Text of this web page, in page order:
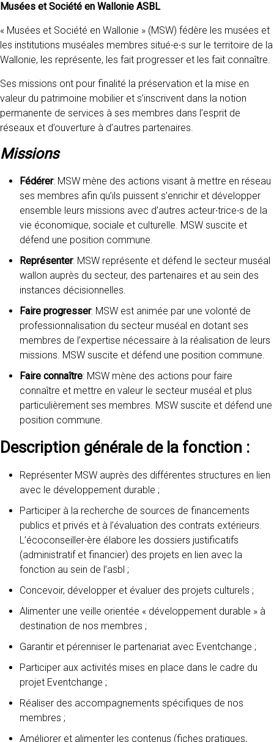
Musées et Société en Wallonie ASBL
« Musées et Société en Wallonie » (MSW) fédère les musées et
les institutions muséales membres situé∙e∙s sur le territoire de la
Wallonie, les représente, les fait progresser et les fait connaître.
Ses missions ont pour finalité la préservation et la mise en
valeur du patrimoine mobilier et s’inscrivent dans la notion
permanente de services à ses membres dans l’esprit de
réseaux et d’ouverture à d’autres partenaires.
Missions
Fédérer: MSW mène des actions visant à mettre en réseau
ses membres afin qu’ils puissent s’enrichir et développer
ensemble leurs missions avec d’autres acteur∙trice∙s de la
vie économique, sociale et culturelle. MSW suscite et
défend une position commune.
Représenter: MSW représente et défend le secteur muséal
wallon auprès du secteur, des partenaires et au sein des
instances décisionnelles.
Faire progresser: MSW est animée par une volonté de
professionnalisation du secteur muséal en dotant ses
membres de l’expertise nécessaire à la réalisation de leurs
missions. MSW suscite et défend une position commune.
Faire connaître: MSW mène des actions pour faire
connaître et mettre en valeur le secteur muséal et plus
particulièrement ses membres. MSW suscite et défend une
position commune.
Description générale de la fonction :
Représenter MSW auprès des différentes structures en lien
avec le développement durable ;
Participer à la recherche de sources de financements
publics et privés et à l’évaluation des contrats extérieurs.
L’écoconseiller∙ère élabore les dossiers justificatifs
(administratif et financier) des projets en lien avec la
fonction au sein de l’asbl ;
Concevoir, développer et évaluer des projets culturels ;
Alimenter une veille orientée « développement durable » à
destination de nos membres ;
Garantir et pérenniser le partenariat avec Eventchange ;
Participer aux activités mises en place dans le cadre du
projet Eventchange ;
Réaliser des accompagnements spécifiques de nos
membres ;
Améliorer et alimenter les contenus (fiches pratiques,